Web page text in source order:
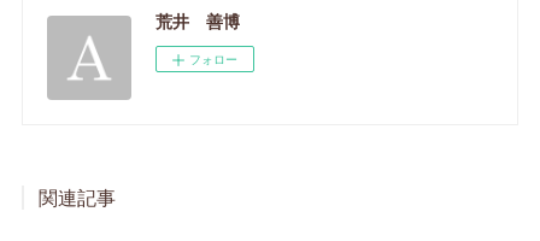
荒井 善博
フォロー
関連記事